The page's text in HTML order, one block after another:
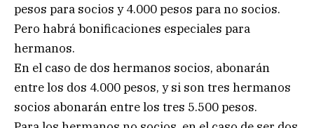
pesos para socios y 4.000 pesos para no socios.
Pero habrá bonificaciones especiales para
hermanos.
En el caso de dos hermanos socios, abonarán
entre los dos 4.000 pesos, y si son tres hermanos
socios abonarán entre los tres 5.500 pesos.